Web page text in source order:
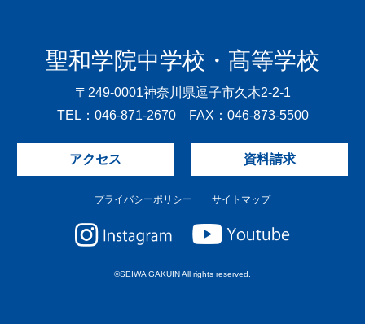
聖和学院中学校・髙等学校
〒249-0001神奈川県逗子市久木2-2-1
TEL：046-871-2670 FAX：046-873-5500
アクセス 資料請求
プライバシーポリシー サイトマップ
©SEIWA GAKUIN All rights reserved.